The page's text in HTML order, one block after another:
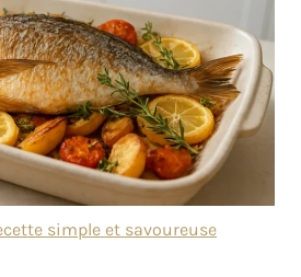
simple et savoureuse